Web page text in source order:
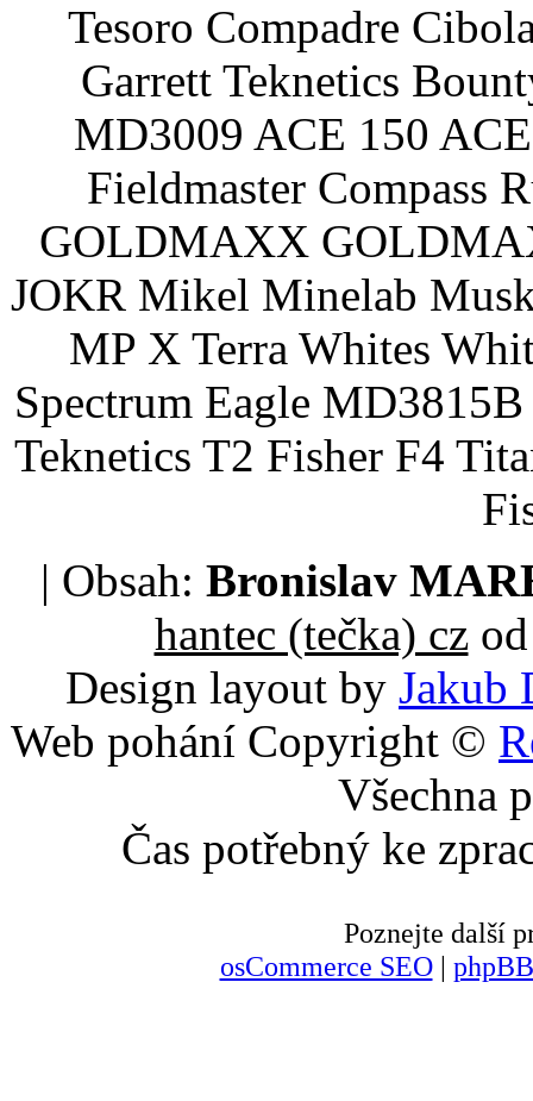
Tesoro Compadre
Garrett Teknetics
MD3009 ACE 150
Fieldmaster Compass
GOLDMAXX
JOKR Mikel Minelab
MP X Terra Whites
Spectrum Eagle
Teknetics T2 Fisher F4
| Obsah: Bronislav
hantec (tečka) czod
Design layout by Jakub
Web pohání Copyright ©
Všechna
Čas potřebný ke
Poznejte další
osCommerce SEO|